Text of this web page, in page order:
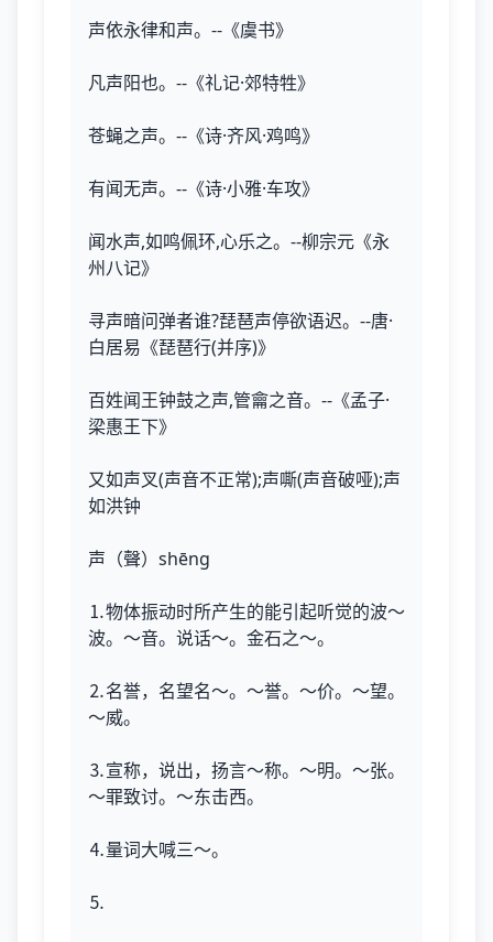
声依永律和声。--《虞书》
凡声阳也。--《礼记·郊特牲》
苍蝇之声。--《诗·齐风·鸡鸣》
有闻无声。--《诗·小雅·车攻》
闻水声,如鸣佩环,心乐之。--柳宗元《永
州八记》
寻声暗问弹者谁?琵琶声停欲语迟。--唐·
白居易《琵琶行(并序)》
百姓闻王钟鼓之声,管龠之音。--《孟子·
梁惠王下》
又如声叉(声音不正常);声嘶(声音破哑);声
如洪钟
声（聲）shēng
⒈物体振动时所产生的能引起听觉的波～
波。～音。说话～。金石之～。
⒉名誉，名望名～。～誉。～价。～望。
～威。
⒊宣称，说出，扬言～称。～明。～张。
～罪致讨。～东击西。
⒋量词大喊三～。
⒌